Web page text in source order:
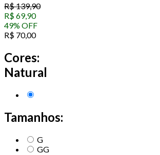
R$139,90
R$69,90
49% OFF
R$ 70,00
Cores:
Natural
Tamanhos:
G
GG